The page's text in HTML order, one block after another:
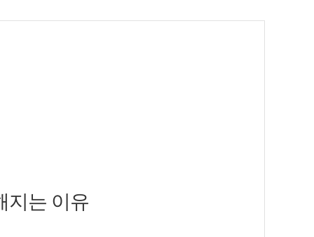
직하고 딱딱해지며, 명치 부
던 정체가 줄고, 가스가 덜
한약 처방을 사용한다. 처방
양상 등을 함께 고려한다.
는 방식이다. 비강약침요법
정된다. 호흡이 얕아지고 산만
. 소화기 불편은 하루 이틀
다.
경우가 있고, 검사 결과에서
는 편이지만, 반복되는 복부
스성 위장 문제로 분류하는
더 커지기 쉽다.
론되며, 위장의 기능 저하와
임이 원활하지 않으면 음식
지는 이유